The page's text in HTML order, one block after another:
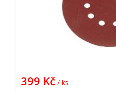
399 Kč / ks